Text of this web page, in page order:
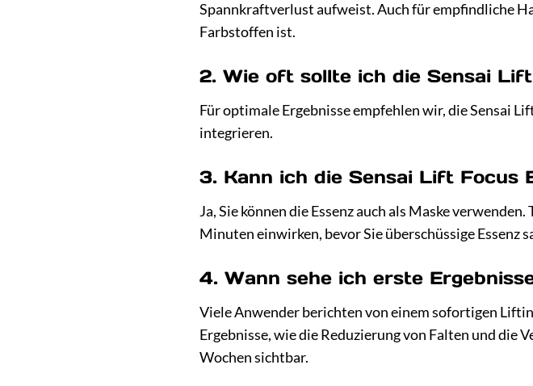
Spannkraftverlust aufweist. Auch für empfindliche
Farbstoffen ist.
2. Wie oft sollte ich die Sensai
Für optimale Ergebnisse empfehlen wir, die Sensai
integrieren.
3. Kann ich die Sensai Lift Focus
Ja, Sie können die Essenz auch als Maske
Minuten einwirken, bevor Sie überschüssige Essenz
4. Wann sehe ich erste
Viele Anwender berichten von einem sofortigen
Ergebnisse, wie die Reduzierung von Falten und die
Wochen sichtbar.